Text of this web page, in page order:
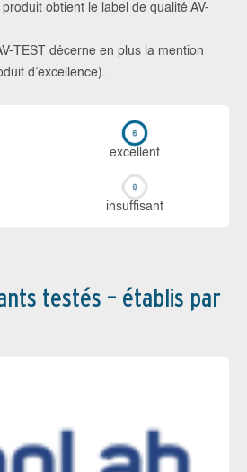
obtient le label de qualité AV-
TEST décerne en plus la mention
d’excellence).
ex­cellent
in­suf­fi­sant
testés – établis par